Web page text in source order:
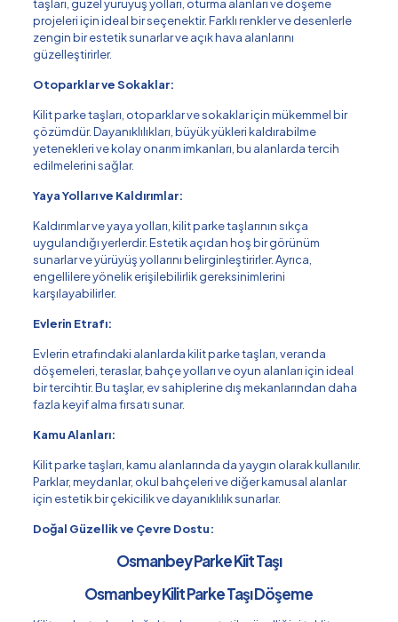
taşları, güzel yürüyüş yolları, oturma alanları ve döşeme
projeleri için ideal bir seçenektir. Farklı renkler ve desenlerle
zengin bir estetik sunarlar ve açık hava alanlarını
güzelleştirirler.
Otoparklar ve Sokaklar:
Kilit parke taşları, otoparklar ve sokaklar için mükemmel bir
çözümdür. Dayanıklılıkları, büyük yükleri kaldırabilme
yetenekleri ve kolay onarım imkanları, bu alanlarda tercih
edilmelerini sağlar.
Yaya Yolları ve Kaldırımlar:
Kaldırımlar ve yaya yolları, kilit parke taşlarının sıkça
uygulandığı yerlerdir. Estetik açıdan hoş bir görünüm
sunarlar ve yürüyüş yollarını belirginleştirirler. Ayrıca,
engellilere yönelik erişilebilirlik gereksinimlerini
karşılayabilirler.
Evlerin Etrafı:
Evlerin etrafındaki alanlarda kilit parke taşları, veranda
döşemeleri, teraslar, bahçe yolları ve oyun alanları için ideal
bir tercihtir. Bu taşlar, ev sahiplerine dış mekanlarından daha
fazla keyif alma fırsatı sunar.
Kamu Alanları:
Kilit parke taşları, kamu alanlarında da yaygın olarak kullanılır.
Parklar, meydanlar, okul bahçeleri ve diğer kamusal alanlar
için estetik bir çekicilik ve dayanıklılık sunarlar.
Doğal Güzellik ve Çevre Dostu:
Osmanbey Parke Kiit Taşı
Osmanbey Kilit Parke Taşı Döşeme